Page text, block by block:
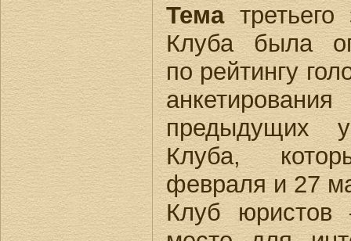
Тематретьего
Клуба была
по рейтингу
анкетирования
предыдущих
Клуба,
февраля и 27
Клуб юристов